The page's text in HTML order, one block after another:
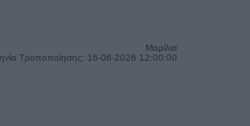
Μαρίλια
Τροποποίησης: 16-06-2026 12:00:00